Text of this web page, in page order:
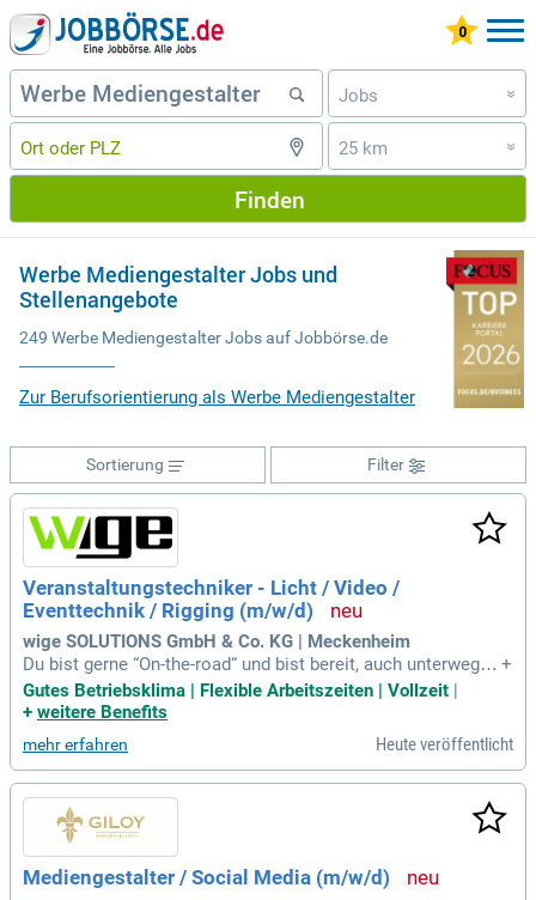
Jobs »
25 km »
Finden
Werbe Mediengestalter Jobs und
Stellenangebote
249 Werbe Mediengestalter Jobs auf Jobbörse.de
Zur Berufsorientierung als Werbe Mediengestalter
Filter
Sortierung
Veranstaltungstechniker - Licht / Video /
Eventtechnik / Rigging (m/w/d)
wige SOLUTIONS GmbH & Co. KG | Meckenheim
Du bist gerne “On-the-road“ und bist bereit, auch unterwegs
Höchstleistungen zu erbringen und neue Orte zu entdecken
(national und international); Idealerweise besitzt du den Rig
itzt einen Führerschein
+
Gutes Betriebsklima | Flexible Arbeitszeiten | Vollzeit
+ weitere Benefits
mehr erfahren Heute veröffentlicht
Mediengestalter / Social Media (m/w/d)